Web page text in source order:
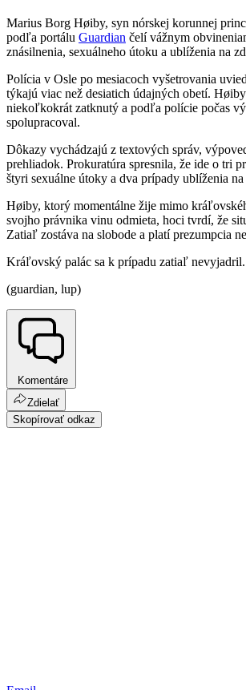
Marius Borg Høiby, syn nórskej korunnej
podľa portálu Guardian čelí vážnym
znásilnenia, sexuálneho útoku a ublíženia na
Polícia v Osle po mesiacoch vyšetrovania
týkajú viac než desiatich údajných obetí.
niekoľkokrát zatknutý a podľa polície počas
spolupracoval.
Dôkazy vychádzajú z textových správ,
prehliadok. Prokuratúra spresnila, že ide o tri
štyri sexuálne útoky a dva prípady ublíženia
Høiby, ktorý momentálne žije mimo
svojho právnika vinu odmieta, hoci tvrdí, že
Zatiaľ zostáva na slobode a platí prezumpcia
Kráľovský palác sa k prípadu zatiaľ nevyjadril.
(guardian, lup)
Komentáre
Zdielať
Skopírovať odkaz